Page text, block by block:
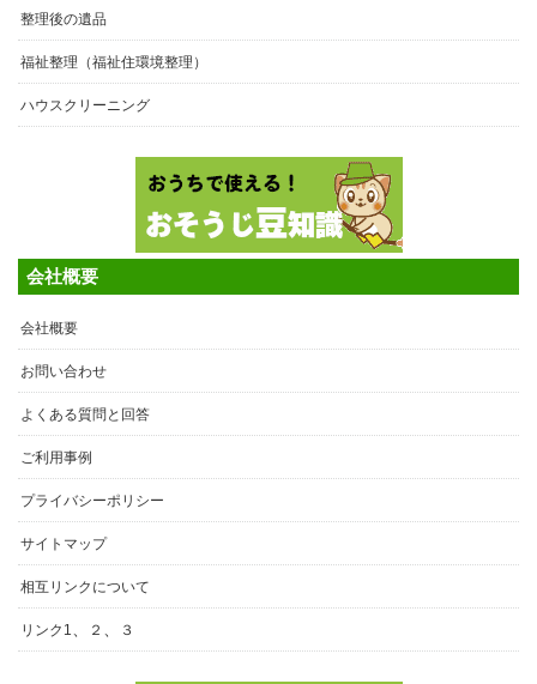
整理後の遺品
福祉整理（福祉住環境整理）
ハウスクリーニング
会社概要
会社概要
お問い合わせ
よくある質問と回答
ご利用事例
プライバシーポリシー
サイトマップ
相互リンクについて
リンク1 ２ ３